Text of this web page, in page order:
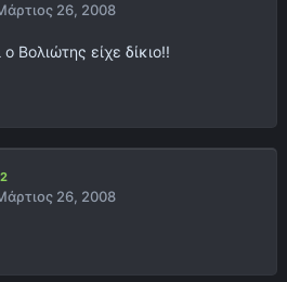
26, 2008
Βολιώτης είχε δίκιο!!
26, 2008